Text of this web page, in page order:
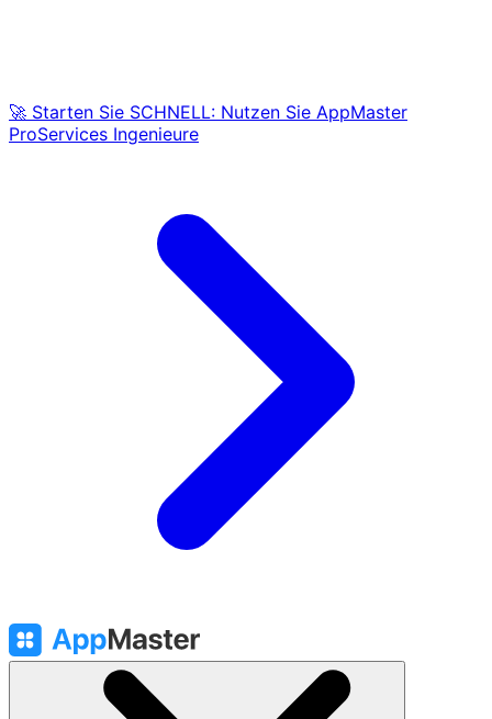
🚀 Starten Sie SCHNELL: Nutzen Sie AppMaster
ProServices Ingenieure